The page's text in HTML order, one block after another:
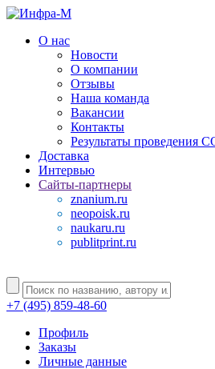
О нас
Новости
О компании
Отзывы
Наша команда
Вакансии
Контакты
Результаты проведения
Доставка
Интервью
Сайты-партнеры
znanium.ru
neopoisk.ru
naukaru.ru
publitprint.ru
+7 (495) 859-48-60
Профиль
Заказы
Личные данные